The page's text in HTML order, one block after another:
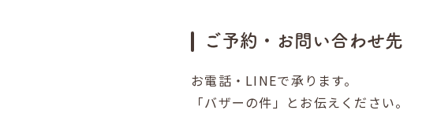
ご予約・お問い合わせ先
お電話・LINEで承ります。
「バザーの件」とお伝えください。